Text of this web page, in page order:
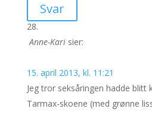
Svar
Anne-Kari sier:
15. april 2013, kl. 11:21
Jeg tror seksåringen hadde blitt
Tarmax-skoene (med grønne